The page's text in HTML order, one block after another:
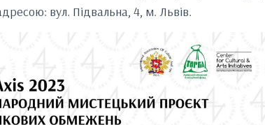
вул. Підвальна, 4, м. Львів.